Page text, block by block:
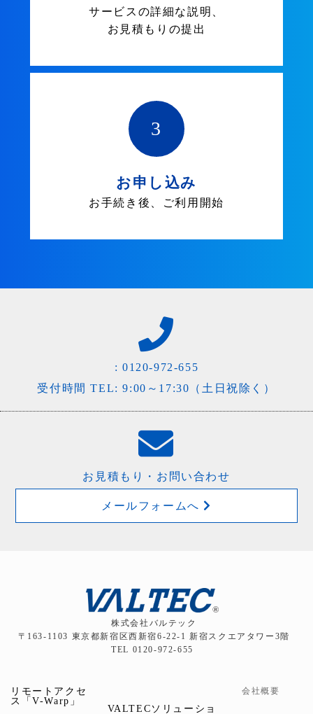
サービスの詳細な説明、
お見積もりの提出
3
お申し込み
お手続き後、ご利用開始
: 0120-972-655
受付時間 TEL: 9:00～17:30（土日祝除く）
お見積もり・お問い合わせ
メールフォームへ
株式会社バルテック
〒163-1103 東京都新宿区西新宿6-22-1 新宿スクエアタワー3階
TEL 0120-972-655
リモートアクセ
ス「V-Warp」
VALTECソリューショ
会社概要